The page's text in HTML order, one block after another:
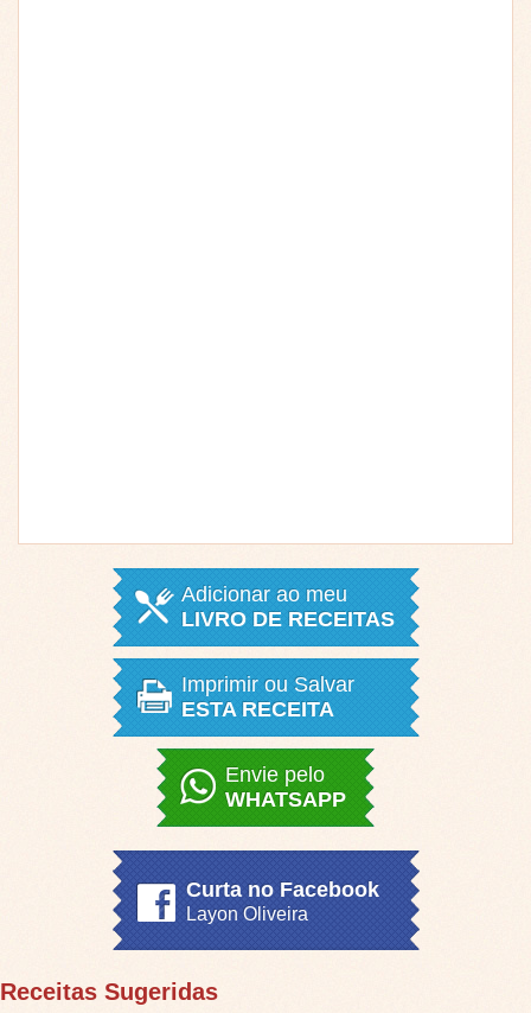
Adicionar ao meu
LIVRO DE RECEITAS
Imprimir ou Salvar
ESTA RECEITA
Envie pelo
WHATSAPP
Curta no Facebook
Layon Oliveira
Receitas Sugeridas